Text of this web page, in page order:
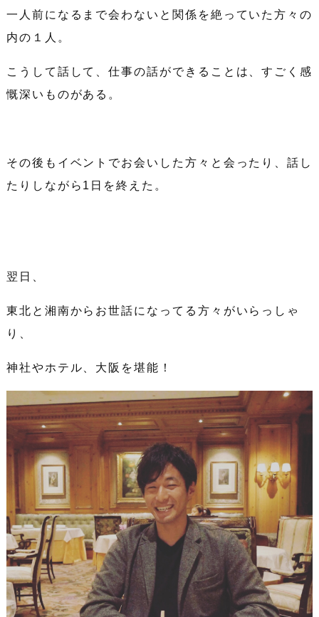
一人前になるまで会わないと関係を絶っていた方々の
内の１人。
こうして話して、仕事の話ができることは、すごく感
慨深いものがある。
その後もイベントでお会いした方々と会ったり、話し
たりしながら1日を終えた。
翌日、
東北と湘南からお世話になってる方々がいらっしゃ
り、
神社やホテル、大阪を堪能！